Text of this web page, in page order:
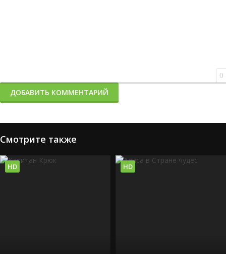
0
ДОБАВИТЬ КОММЕНТАРИЙ
Смотрите также
HD HD